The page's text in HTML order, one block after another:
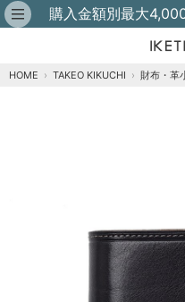
購入金額別最大
HOME › TAKEO KIKUCHI › 財布・革
グリーン
在庫あり